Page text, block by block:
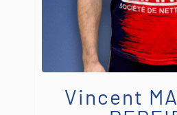
Vincent